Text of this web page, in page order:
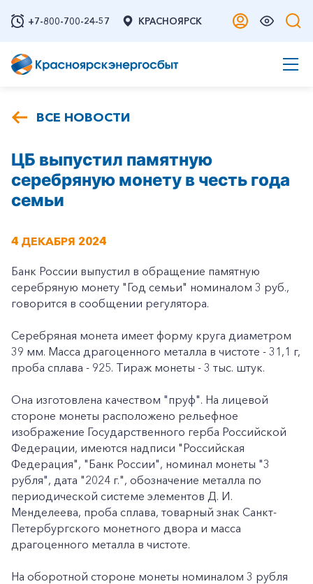
+7-800-700-24-57 КРАСНОЯРСК
ВСЕ НОВОСТИ
ЦБ выпустил памятную
серебряную монету в честь года
семьи
4 ДЕКАБРЯ 2024
Банк России выпустил в обращение памятную
серебряную монету "Год семьи" номиналом 3 руб.,
говорится в сообщении регулятора.
Серебряная монета имеет форму круга диаметром
39 мм. Масса драгоценного металла в чистоте - 31,1 г,
проба сплава - 925. Тираж монеты - 3 тыс. штук.
Она изготовлена качеством "пруф". На лицевой
стороне монеты расположено рельефное
изображение Государственного герба Российской
Федерации, имеются надписи "Российская
Федерация", "Банк России", номинал монеты "3
рубля", дата "2024 г.", обозначение металла по
периодической системе элементов Д. И.
Менделеева, проба сплава, товарный знак Санкт-
Петербургского монетного двора и масса
драгоценного металла в чистоте.
На оборотной стороне монеты номиналом 3 рубля